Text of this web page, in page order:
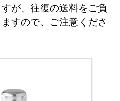
が、往復の送料をご負
すので、ご注意くださ